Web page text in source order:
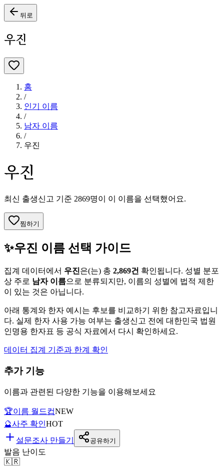
뒤로
우진
홈
/
인기 이름
/
남자 이름
/
우진
우진
최신 출생신고 기준 2869명이 이 이름을 선택했어요.
찜하기
✨우진 이름 선택 가이드
집계 데이터에서 우진은(는) 총 2,869건 확인됩니다. 성별 분포
상 주로 남자이름으로 분류되지만, 이름의 성별에 법적 제한
이 있는 것은 아닙니다.
아래 통계와 한자 예시는 후보를 비교하기 위한 참고자료입니
다. 실제 한자 사용 가능 여부는 출생신고 전에 대한민국 법원
인명용 한자표 등 공식 자료에서 다시 확인하세요.
데이터 집계 기준과 한계 확인
추가 기능
이름과 관련된 다양한 기능을 이용해보세요
🏆이름 월드컵NEW
🔮사주 확인HOT
설문조사 만들기
공유하기
발음 난이도
🇰🇷